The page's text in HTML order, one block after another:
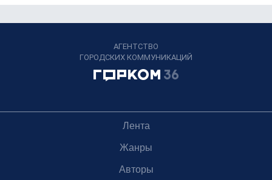
АГЕНТСТВО
ГОРОДСКИХ КОММУНИКАЦИЙ
Лента
Жанры
Авторы